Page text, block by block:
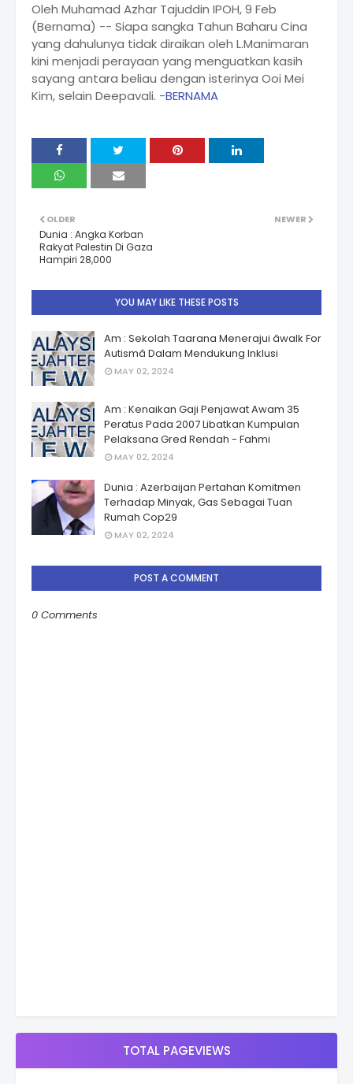
Oleh Muhamad Azhar Tajuddin IPOH, 9 Feb
(Bernama) -- Siapa sangka Tahun Baharu Cina
yang dahulunya tidak diraikan oleh L.Manimaran
kini menjadi perayaan yang menguatkan kasih
sayang antara beliau dengan isterinya Ooi Mei
Kim, selain Deepavali. -BERNAMA
NEWER
OLDER
Dunia : Angka Korban
Rakyat Palestin Di Gaza
Hampiri 28,000
YOU MAY LIKE THESE POSTS
Am : Sekolah Taarana Menerajui âwalk For
Autismâ Dalam Mendukung Inklusi
MAY 02, 2024
Am : Kenaikan Gaji Penjawat Awam 35
Peratus Pada 2007 Libatkan Kumpulan
Pelaksana Gred Rendah - Fahmi
MAY 02, 2024
Dunia : Azerbaijan Pertahan Komitmen
Terhadap Minyak, Gas Sebagai Tuan
Rumah Cop29
MAY 02, 2024
POST A COMMENT
0 Comments
TOTAL PAGEVIEWS